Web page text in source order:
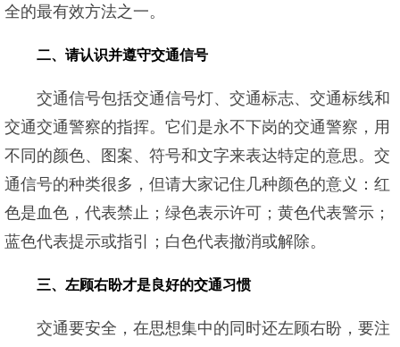
全的最有效方法之一。
二、请认识并遵守交通信号
交通信号包括交通信号灯、交通标志、交通标线和
交通交通警察的指挥。它们是永不下岗的交通警察，用
不同的颜色、图案、符号和文字来表达特定的意思。交
通信号的种类很多，但请大家记住几种颜色的意义：红
色是血色，代表禁止；绿色表示许可；黄色代表警示；
蓝色代表提示或指引；白色代表撤消或解除。
三、左顾右盼才是良好的交通习惯
交通要安全，在思想集中的同时还左顾右盼，要注